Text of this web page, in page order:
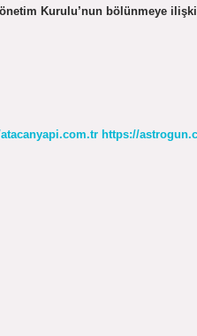
Kurulu’nun bölünmeye
https://